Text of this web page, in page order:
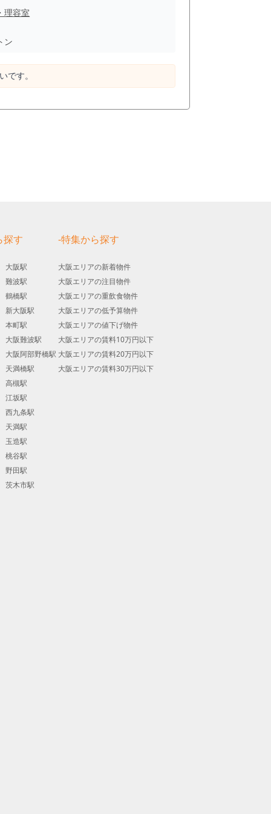
理容室
ン
です。
探す
大阪駅
難波駅
鶴橋駅
新大阪駅
本町駅
大阪難波駅
大阪阿部野橋駅
天満橋駅
高槻駅
江坂駅
西九条駅
天満駅
玉造駅
桃谷駅
野田駅
茨木市駅
-特集から探す
大阪エリアの新着物件
大阪エリアの注目物件
大阪エリアの重飲食物件
大阪エリアの低予算物件
大阪エリアの値下げ物件
大阪エリアの賃料10万円以下
大阪エリアの賃料20万円以下
大阪エリアの賃料30万円以下